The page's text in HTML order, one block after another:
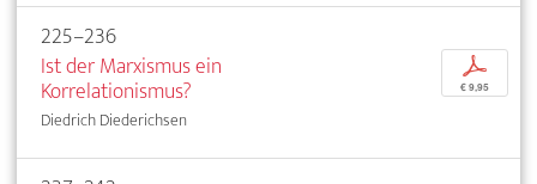
225–236
Ist der Marxismus ein
Korrelationismus?
Diedrich Diederichsen
p
€ 9,95